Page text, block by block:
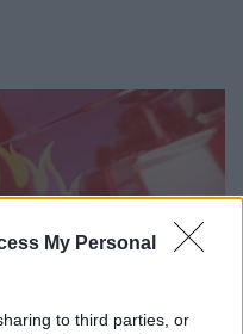
My Personal
to third parties, or